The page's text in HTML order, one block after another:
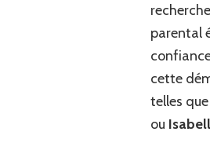
parental
cette
telles
ou